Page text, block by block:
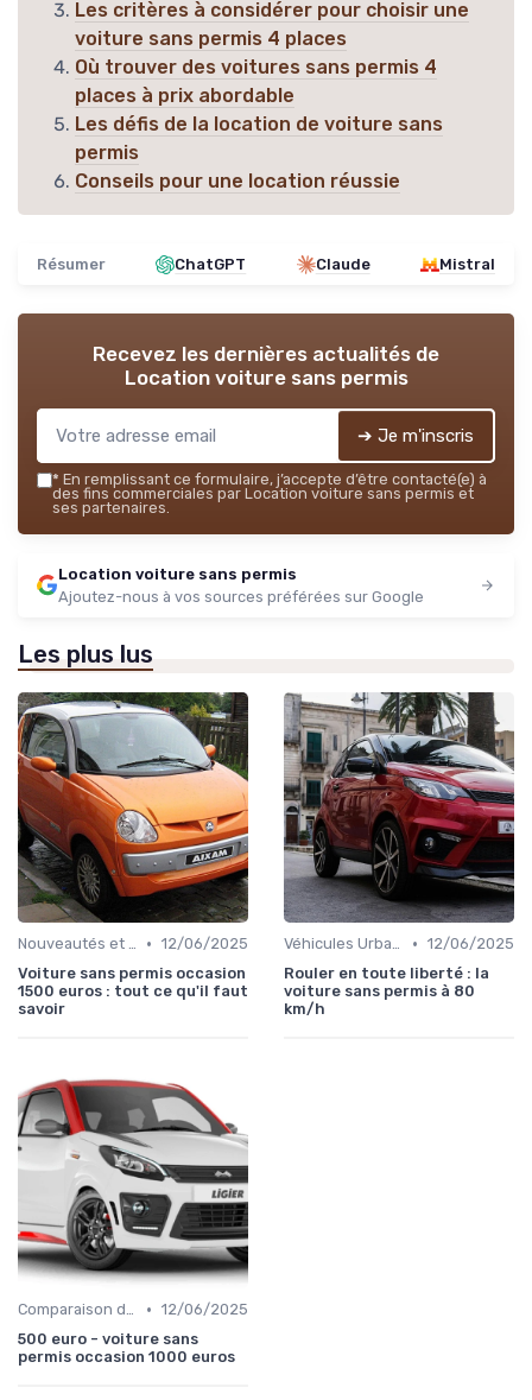
Les critères à considérer pour choisir une
voiture sans permis 4 places
Où trouver des voitures sans permis 4
places à prix abordable
Les défis de la location de voiture sans
permis
Conseils pour une location réussie
Résumer ChatGPT Claude Mistral
Recevez les dernières actualités de
Location voiture sans permis
➔ Je m'inscris
* En remplissant ce formulaire, j’accepte d’être contacté(e) à
des fins commerciales par Location voiture sans permis et
ses partenaires.
Location voiture sans permis
Ajoutez-nous à vos sources préférées sur Google
Les plus lus
Nouveautés et Tendances • 12/06/2025
Voiture sans permis occasion
1500 euros : tout ce qu'il faut
savoir
Véhicules Urbains • 12/06/2025
Rouler en toute liberté : la
voiture sans permis à 80
km/h
Comparaison des Modèles • 12/06/2025
500 euro - voiture sans
permis occasion 1000 euros